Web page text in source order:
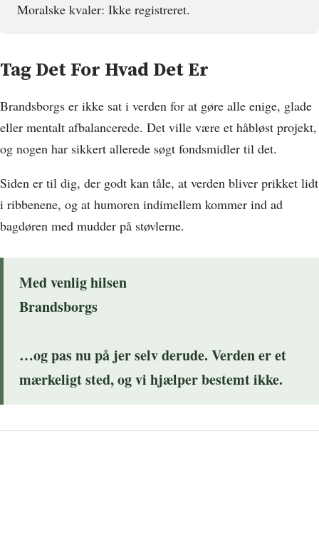
Moralske kvaler: Ikke registreret.
Tag Det For Hvad Det Er
Brandsborgs er ikke sat i verden for at gøre alle enige, glade
eller mentalt afbalancerede. Det ville være et håbløst projekt,
og nogen har sikkert allerede søgt fondsmidler til det.
Siden er til dig, der godt kan tåle, at verden bliver prikket lidt
i ribbenene, og at humoren indimellem kommer ind ad
bagdøren med mudder på støvlerne.
Med venlig hilsen
Brandsborgs
…og pas nu på jer selv derude. Verden er et
mærkeligt sted, og vi hjælper bestemt ikke.